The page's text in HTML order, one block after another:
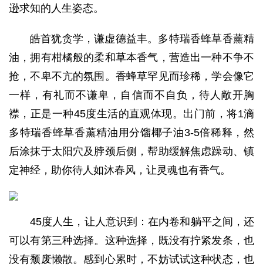
逊求知的人生姿态。
皓首犹贪学，谦虚德益丰。多特瑞香蜂草香薰精
油，拥有柑橘般的柔和草本香气，营造出一种不争不
抢，不卑不亢的氛围。香蜂草罕见而珍稀，学会像它
一样，有礼而不谦卑，自信而不自负，待人敞开胸
襟，正是一种45度生活的直观体现。出门前，将1滴
多特瑞香蜂草香薰精油用分馏椰子油3-5倍稀释，然
后涂抹于太阳穴及脖颈后侧，帮助缓解焦虑躁动、镇
定神经，助你待人如沐春风，让灵魂也有香气。
45度人生，让人意识到：在内卷和躺平之间，还
可以有第三种选择。这种选择，既没有拧紧发条，也
没有颓废懒散。感到心累时，不妨试试这种状态，也